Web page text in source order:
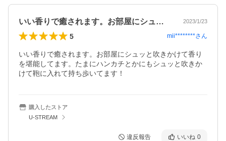
いい香りで癒されます。お部屋にシュッと… 2023/1/23
5 mii********さん
いい香りで癒されます。お部屋にシュッと吹きかけて香り
を堪能してます。たまにハンカチとかにもシュッと吹きか
けて鞄に入れて持ち歩いてます！
購入したストア
U-STREAM
違反報告 いいね 0